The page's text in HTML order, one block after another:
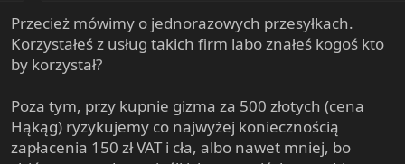
Przecież mówimy o jednorazowych przesyłkach.
Korzystałeś z usług takich firm labo znałeś kogoś kto
by korzystał?
Poza tym, przy kupnie gizma za 500 złotych (cena
Hąkąg) ryzykujemy co najwyżej koniecznością
zapłacenia 150 zł VAT i cła, albo nawet mniej, bo